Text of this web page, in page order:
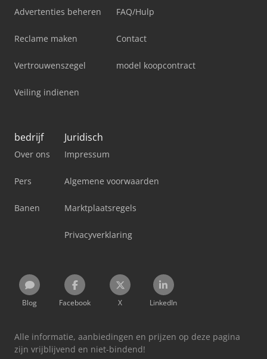
Advertenties beheren
Reclame maken
Vertrouwenszegel
Veiling indienen
FAQ/Hulp
Contact
model koopcontract
bedrijf
Over ons
Pers
Banen
Juridisch
Impressum
Algemene voorwaarden
Marktplaatsregels
Privacyverklaring
Blog Facebook X LinkedIn
Alle informatie, aanbiedingen en prijzen op deze pagina
zijn vrijblijvend en niet-bindend!